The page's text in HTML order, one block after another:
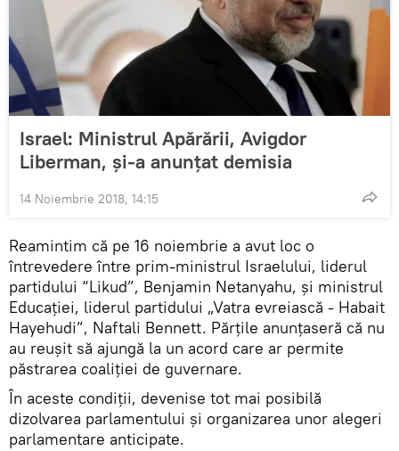
Israel: Ministrul Apărării, Avigdor
Liberman, și-a anunțat demisia
14 Noiembrie 2018, 14:15
Reamintim că pe 16 noiembrie a avut loc o
întrevedere între prim-ministrul Israelului, liderul
partidului “Likud”, Benjamin Netanyahu, și ministrul
Educației, liderul partidului „Vatra evreiască - Habait
Hayehudi”, Naftali Bennett. Părțile anunțaseră că nu
au reușit să ajungă la un acord care ar permite
păstrarea coaliției de guvernare.
În aceste condiții, devenise tot mai posibilă
dizolvarea parlamentului și organizarea unor alegeri
parlamentare anticipate.